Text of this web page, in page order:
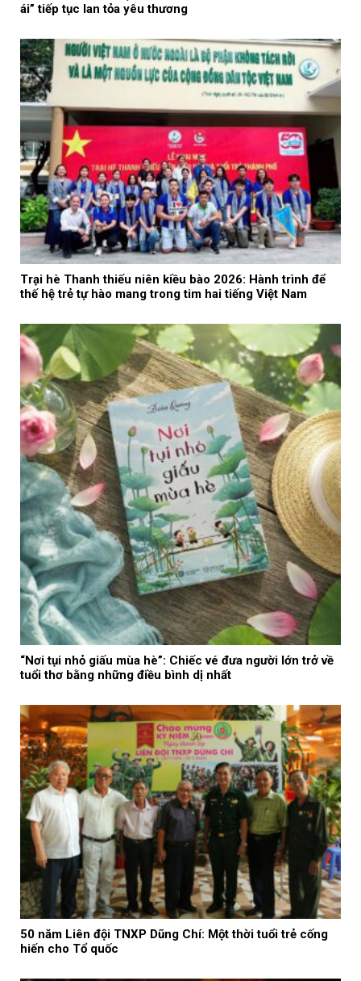
ái” tiếp tục lan tỏa yêu thương
Trại hè Thanh thiếu niên kiều bào 2026: Hành trình để
thế hệ trẻ tự hào mang trong tim hai tiếng Việt Nam
“Nơi tụi nhỏ giấu mùa hè”: Chiếc vé đưa người lớn trở về
tuổi thơ bằng những điều bình dị nhất
50 năm Liên đội TNXP Dũng Chí: Một thời tuổi trẻ cống
hiến cho Tổ quốc